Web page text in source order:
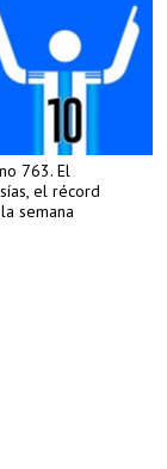
763. El
el récord
semana